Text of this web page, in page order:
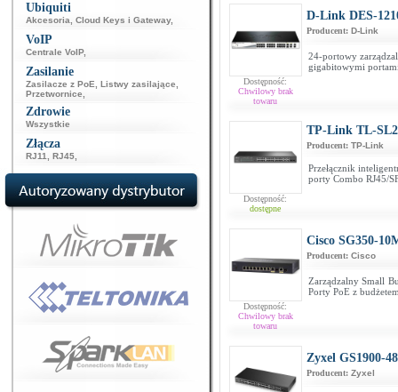
Ubiquiti
Akcesoria Cloud Keys i Gateway,
VoIP
Centrale VoIP,
Zasilanie
Zasilacze z PoE Listwy zasilające
Przetwornice
Zdrowie
Wszystkie
Złącza
RJ11 RJ45
Dostępność:
Chwilowy brak
towaru
D-Link DES-
Producent: D-Link
24-portowy
gigabitowymi
Dostępność:
dostępne
TP-Link TL-
Producent: TP-Link
Przełącznik
porty Combo RJ45/
Dostępność:
Chwilowy brak
towaru
Cisco SG350-
Producent: Cisco
Zarządzalny Small
Porty PoE z
Zyxel GS1900-48
Producent: Zyxel